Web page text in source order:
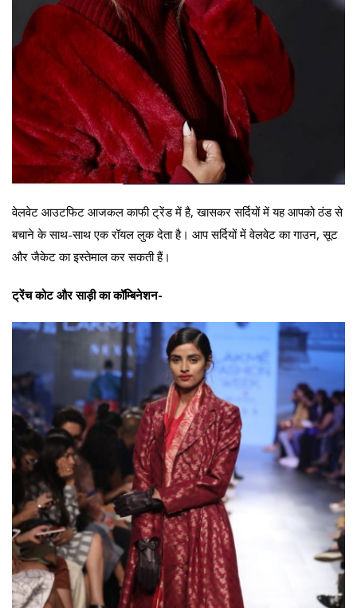
वेलवेट आउटफिट आजकल काफी ट्रेंड में है, खासकर सर्दियों में यह आपको ठंड से
बचाने के साथ-साथ एक रॉयल लुक देता है। आप सर्दियों में वेलवेट का गाउन, सूट
और जैकेट का इस्तेमाल कर सकती हैं।
ट्रेंच कोट और साड़ी का कॉम्बिनेशन-